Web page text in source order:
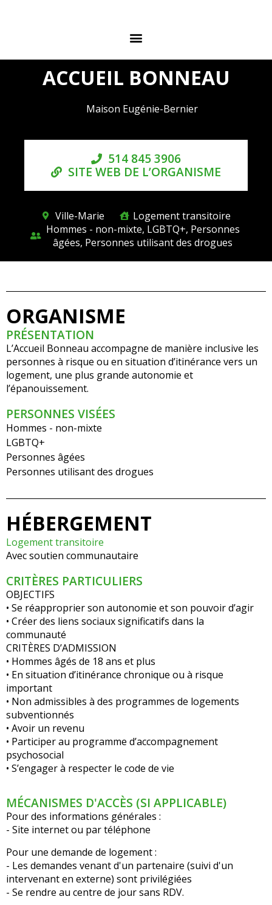
ACCUEIL BONNEAU
Maison Eugénie-Bernier
514 845 3906
SITE WEB DE L’ORGANISME
Ville-Marie
Logement transitoire
Hommes - non-mixte, LGBTQ+, Personnes
âgées, Personnes utilisant des drogues
ORGANISME
PRÉSENTATION
L’Accueil Bonneau accompagne de manière inclusive les
personnes à risque ou en situation d’itinérance vers un
logement, une plus grande autonomie et
l’épanouissement.
PERSONNES VISÉES
Hommes - non-mixte
LGBTQ+
Personnes âgées
Personnes utilisant des drogues
HÉBERGEMENT
Logement transitoire
Avec soutien communautaire
CRITÈRES PARTICULIERS
OBJECTIFS
• Se réapproprier son autonomie et son pouvoir d’agir
• Créer des liens sociaux significatifs dans la
communauté
CRITÈRES D’ADMISSION
• Hommes âgés de 18 ans et plus
• En situation d’itinérance chronique ou à risque
important
• Non admissibles à des programmes de logements
subventionnés
• Avoir un revenu
• Participer au programme d’accompagnement
psychosocial
• S’engager à respecter le code de vie
MÉCANISMES D'ACCÈS (SI APPLICABLE)
Pour des informations générales :
- Site internet ou par téléphone
Pour une demande de logement :
- Les demandes venant d'un partenaire (suivi d'un
intervenant en externe) sont privilégiées
- Se rendre au centre de jour sans RDV.